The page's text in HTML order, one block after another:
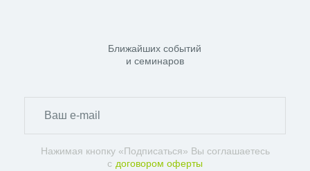
Ближайших событий
и семинаров
Нажимая кнопку «Подписаться» Вы соглашаетесь
с договором оферты